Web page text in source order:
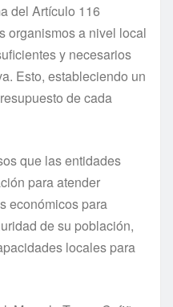
del Artículo 116
organismos a nivel local
y necesarios
Esto, estableciendo un
de cada
que las entidades
para atender
económicos para
de su población,
locales para